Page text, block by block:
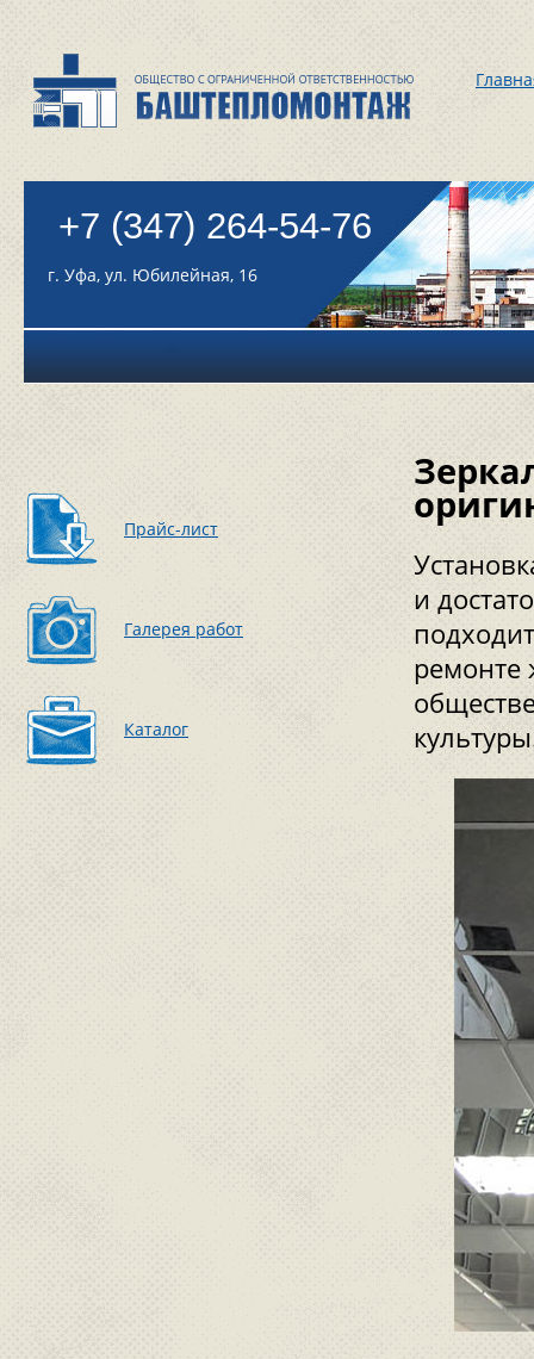
+7 (347) 264-54-76
г. Уфа, ул. Юбилейная, 16
Прайс-лист
Галерея работ
Каталог
и
ремонте